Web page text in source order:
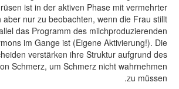
ist in der aktiven Phase mit vermehrter
aber nur zu beobachten, wenn die Frau stillt
das Programm des milchproduzierenden
im Gange ist (Eigene Aktivierung!). Die
verstärken ihre Struktur aufgrund des
Schmerz, um Schmerz nicht wahrnehmen
zu müssen.